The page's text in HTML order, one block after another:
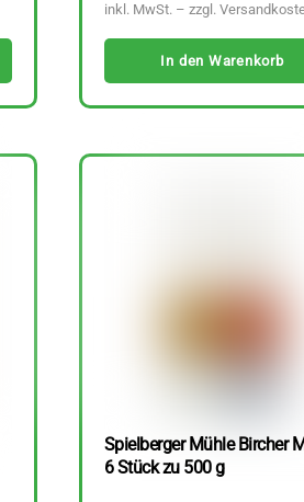
inkl. MwSt. – zzgl.
In den Warenkorb
Spielberger Mühle Bircher
6 Stück zu 500 g